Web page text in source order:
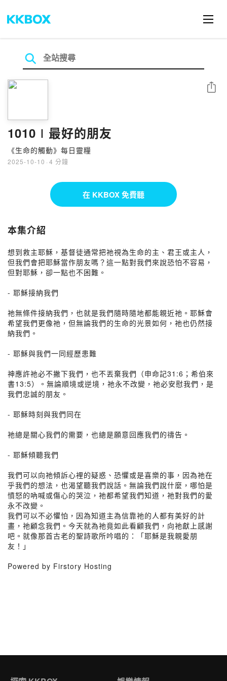
1010∣最好的朋友
《生命的觸動》每日靈糧
2025-10-10 · 4 分鐘
分享
在 KKBOX 免費聽
本集介紹
想到救主耶穌，基督徒通常把祂視為生命的主、君王或主人，
但我們會把耶穌當作朋友嗎？這一點對我們來說恐怕不容易，
但對耶穌，卻一點也不困難。
- 耶穌接納我們
祂無條件接納我們，也就是我們隨時隨地都能親近祂。耶穌會
希望我們更像祂，但無論我們的生命的光景如何，祂也仍然接
納我們。
- 耶穌與我們一同經歷患難
神應許祂必不撇下我們，也不丟棄我們（申命記31:6；希伯來
書13:5）。無論順境或逆境，祂永不改變，祂必安慰我們，是
我們忠誠的朋友。
- 耶穌時刻與我們同在
祂總是關心我們的需要，也總是願意回應我們的禱告。
- 耶穌傾聽我們
我們可以向祂傾訴心裡的疑惑、恐懼或是喜樂的事，因為祂在
乎我們的想法，也渴望聽我們說話。無論我們說什麼，哪怕是
憤怒的吶喊或傷心的哭泣，祂都希望我們知道，祂對我們的愛
永不改變。
我們可以不必懼怕，因為知道主為信靠祂的人都有美好的計
畫，祂顧念我們。今天就為祂竟如此看顧我們，向祂獻上感謝
吧。就像那首古老的聖詩歌所吟唱的：「耶穌是我親愛朋
友！」
Powered by Firstory Hosting